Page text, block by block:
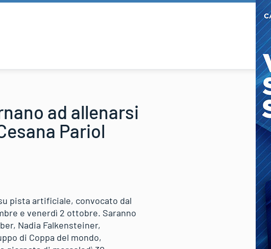
ad allenarsi
Pariol
pista artificiale, convocato dal
e venerdì 2 ottobre. Saranno
Nadia Falkensteiner,
di Coppa del mondo,